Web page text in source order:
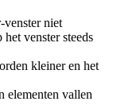
venster niet
venster steeds
kleiner en het
elementen vallen